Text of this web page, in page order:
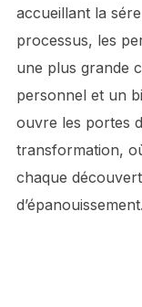
accueillant la
processus, les
une plus grande
personnel et un
ouvre les portes
transformation,
chaque
d’épanouissement.